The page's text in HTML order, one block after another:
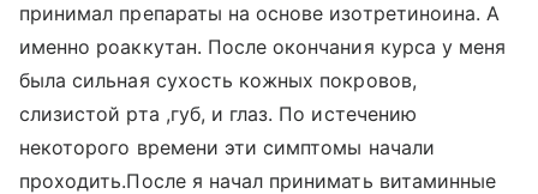
принимал препараты на основе изотретиноина. А
именно роаккутан. После окончания курса у меня
была сильная сухость кожных покровов,
слизистой рта ,губ, и глаз. По истечению
некоторого времени эти симптомы начали
проходить.После я начал принимать витаминные